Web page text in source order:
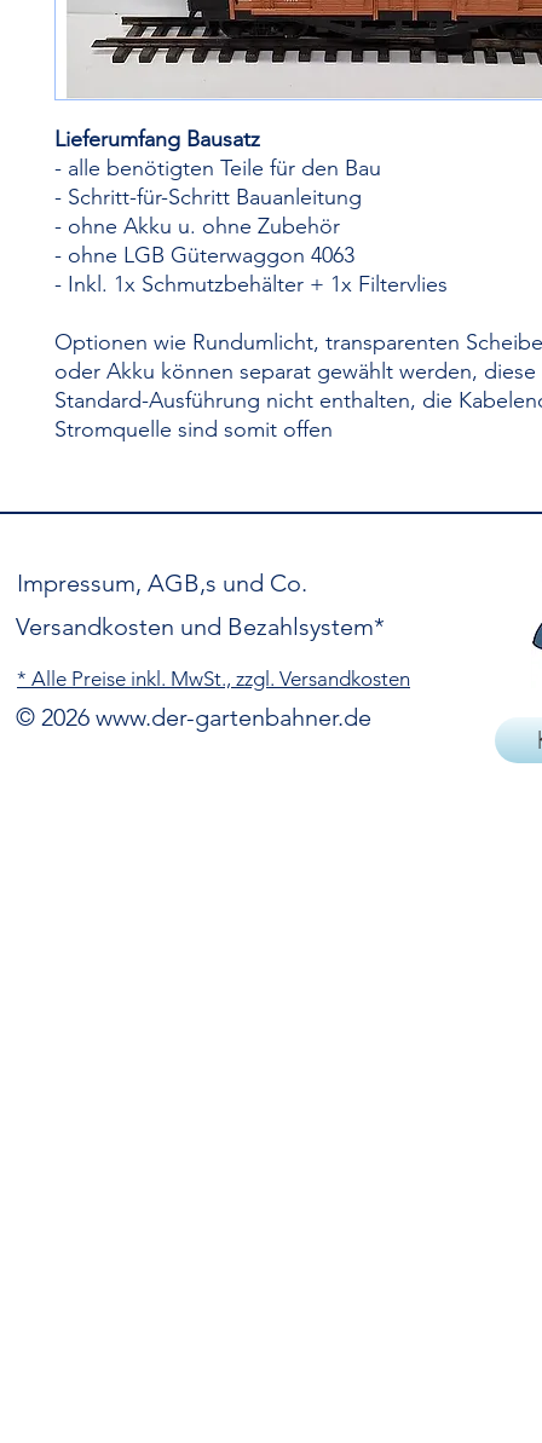
Lieferumfang Bausatz
​- alle benötigten Teile für den Bau
- Schritt-für-Schritt Bauanleitung
- ohne Akku u. ohne Zubehör
- ohne LGB Güterwaggon 4063
- Inkl. 1x Schmutzbehälter + 1x Filtervlies
Optionen wie Rundumlicht, transparenten
oder Akku können separat gewählt werden,
Standard-Ausführung nicht enthalten, die
Stromquelle sind somit offen
Impressum, AGB,s und Co.
Versandkosten und Bezahlsystem*
* Alle Preise inkl. MwSt., zzgl. Versandkosten
© 2026 www.der-gartenbahner.de